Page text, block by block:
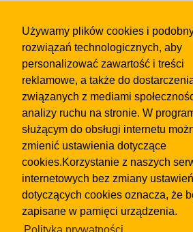
Używamy plików cookies i
rozwiązań technologicznych, aby
personalizować zawartość i treści
reklamowe, a także do
związanych z mediami
analizy ruchu na stronie. W
służącym do obsługi internetu
zmienić ustawienia dotyczące
cookies.Korzystanie z naszych
internetowych bez zmiany ustawień
dotyczących cookies oznacza, że
zapisane w pamięci urządzenia.
Kontakt
Regulamin
Gazeta
Olkusz
Kontakt
Strefa dla biznesu
Biura nieruchomości
Dealerzy i autokomisy
Skontaktuj się z